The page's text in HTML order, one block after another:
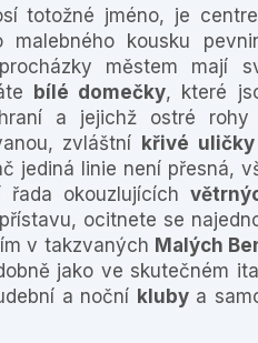
totožné jméno, je
kousku
městem mají
bílé domečky, které
a jejichž ostré rohy
zvláštní křivé uličky
jediná linie není přesná,
okouzlujících
ocitnete se
v takzvaných Malých
jako ve skutečném
a noční klubya